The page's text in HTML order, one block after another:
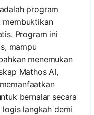
program
Program ini
mampu
menemukan
Mathos AI,
bernalar secara
langkah demi